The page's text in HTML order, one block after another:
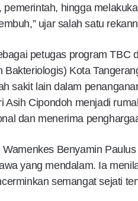
pemerintah, hingga
ujar salah satu
petugas program TBC
Kota
sakit lain dalam
Asih Cipondoh menjadi
dan menerima
Benyamin
yang mendalam. Ia
semangat sejati